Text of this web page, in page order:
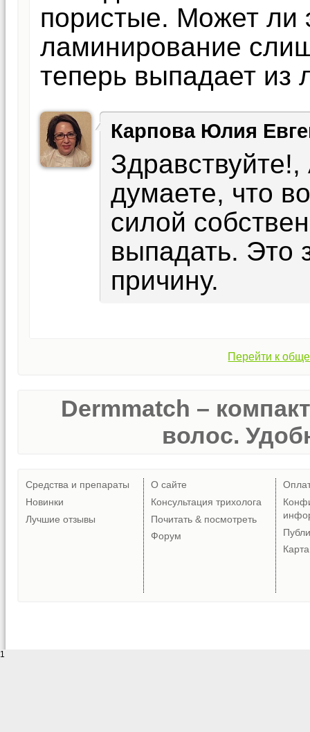
пористые. Может ли
ламинирование
теперь выпадает из
Карпова Юлия
думаете, что
силой
выпадать. Это
причину.
Перейти к
Dermmatch –
волос.
Средства и препараты
Новинки
Лучшие отзывы
О сайте
Консультация трихолога
Почитать & посмотреть
Форум
1